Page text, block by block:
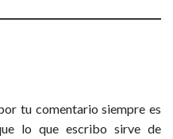
tu comentario siempre es
lo que escribo sirve de